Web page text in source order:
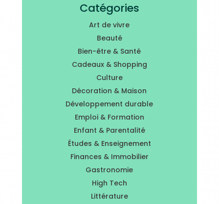
Catégories
Art de vivre
Beauté
Bien-être & Santé
Cadeaux & Shopping
Culture
Décoration & Maison
Développement durable
Emploi & Formation
Enfant & Parentalité
Études & Enseignement
Finances & Immobilier
Gastronomie
High Tech
Littérature